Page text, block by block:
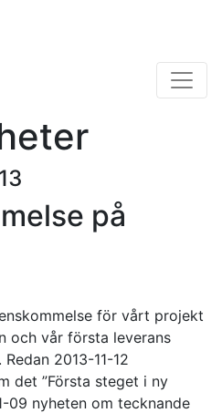
på
för vårt projekt
och vår första leverans
2013-11-12
det ”Första steget i ny
09 nyheten om tecknande